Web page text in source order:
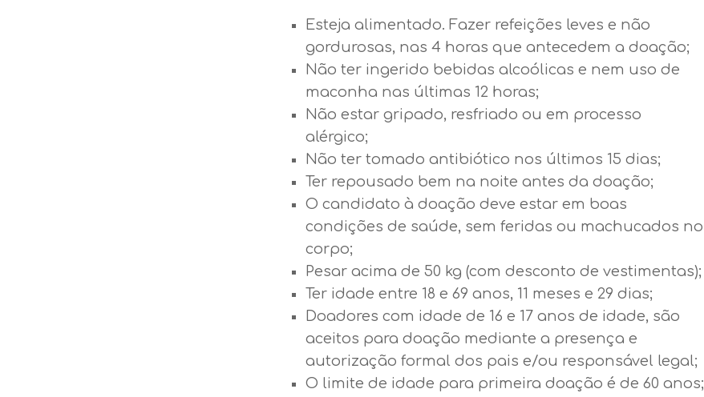
Esteja alimentado. Fazer refeições leves e não
gordurosas, nas 4 horas que antecedem a doação;
Não ter ingerido bebidas alcoólicas e nem uso de
maconha nas últimas 12 horas;
Não estar gripado, resfriado ou em processo
alérgico;
Não ter tomado antibiótico nos últimos 15 dias;
Ter repousado bem na noite antes da doação;
O candidato à doação deve estar em boas
condições de saúde, sem feridas ou machucados no
corpo;
Pesar acima de 50 kg (com desconto de vestimentas);
Ter idade entre 18 e 69 anos, 11 meses e 29 dias;
Doadores com idade de 16 e 17 anos de idade, são
aceitos para doação mediante a presença e
autorização formal dos pais e/ou responsável legal;
O limite de idade para primeira doação é de 60 anos;